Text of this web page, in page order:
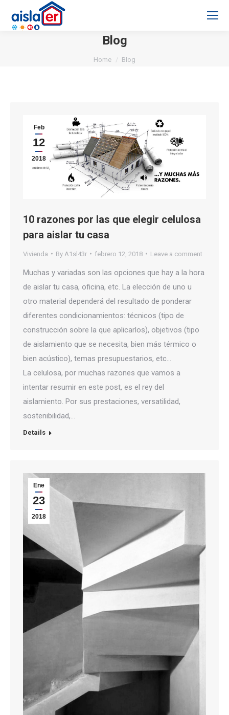
Blog
You are here:
Home Blog
Feb
12
2018
10 razones por las que elegir celulosa
para aislar tu casa
Vivienda By A1sl43r febrero 12, 2018 Leave a comment
Muchas y variadas son las opciones que hay a la hora
de aislar tu casa, oficina, etc. La elección de uno u
otro material dependerá del resultado de ponderar
diferentes condicionamientos: técnicos (tipo de
construcción sobre la que aplicarlos), objetivos (tipo
de aislamiento que se necesita, bien más térmico o
bien acústico), temas presupuestarios, etc…
La celulosa, por muchas razones que vamos a
intentar resumir en este post, es el rey del
aislamiento. Por sus prestaciones, versatilidad,
sostenibilidad,…
Details
Ene
23
2018